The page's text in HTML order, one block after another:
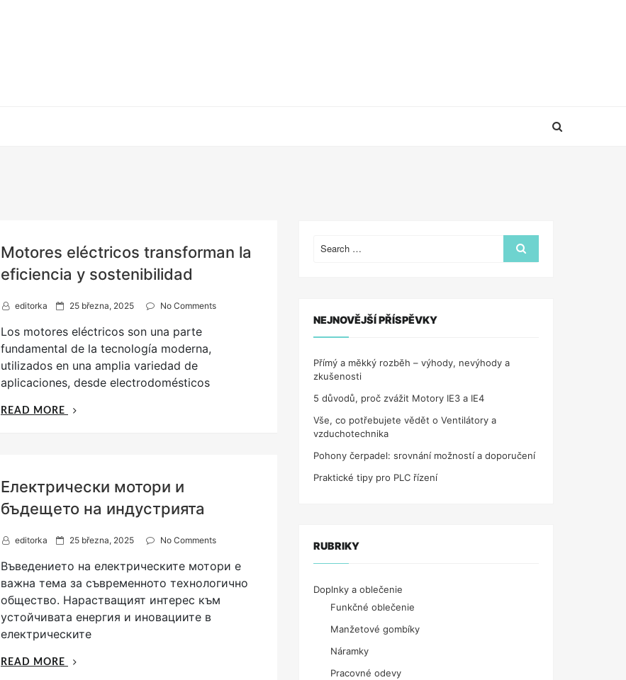
Motores eléctricos transforman la
eficiencia y sostenibilidad
editorka
P
s
t
e
d
o
25 března, 2025 No Comments
Los motores eléctricos son una parte
fundamental de la tecnología moderna,
utilizados en una amplia variedad de
aplicaciones, desde electrodomésticos
READ MORE
Y
Електрически мотори и
бъдещето на индустрията
editorka
P
s
e
d
o
25 března, 2025 No Comments
Въведението на електрическите мотори е
важна тема за съвременното технологично
общество. Нарастващият интерес към
устойчивата енергия и иновациите в
електрическите
READ MORE
for:
Search
NEJNOVĚJŠÍ PŘÍSPĚVKY
Přímý a měkký rozběh – výhody, nevýhody a
zkušenosti
5 důvodů, proč zvážit Motory IE3 a IE4
Vše, co potřebujete vědět o Ventilátory a
vzduchotechnika
Pohony čerpadel: srovnání možností a doporučení
Praktické tipy pro PLC řízení
RUBRIKY
Doplnky a oblečenie
Funkčné oblečenie
Manžetové gombíky
Náramky
Pracovné odevy